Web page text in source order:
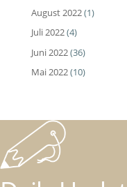
August 2022(1)
Juli 2022(4)
Juni 2022(36)
Mai 2022(10)